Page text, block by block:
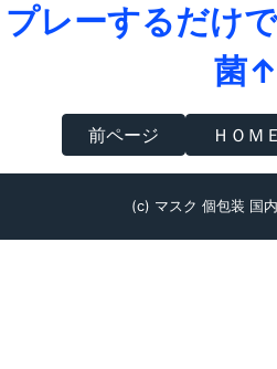
プレーするだけ
菌↑
前ページ ＨＯＭＥ
(c) マスク 個包装 国